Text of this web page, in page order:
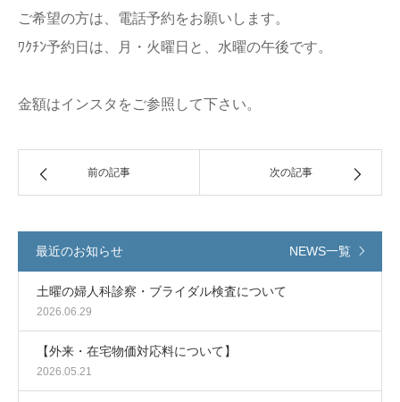
ご希望の方は、電話予約をお願いします。
ﾜｸﾁﾝ予約日は、月・火曜日と、水曜の午後です。
金額はインスタをご参照して下さい。
前の記事 次の記事
最近のお知らせ NEWS一覧
土曜の婦人科診察・ブライダル検査について
2026.06.29
【外来・在宅物価対応料について】
2026.05.21